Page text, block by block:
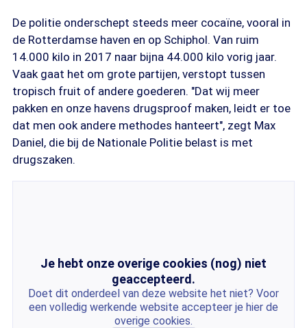
De politie onderschept steeds meer cocaïne, vooral in
de Rotterdamse haven en op Schiphol. Van ruim
14.000 kilo in 2017 naar bijna 44.000 kilo vorig jaar.
Vaak gaat het om grote partijen, verstopt tussen
tropisch fruit of andere goederen. "Dat wij meer
pakken en onze havens drugsproof maken, leidt er toe
dat men ook andere methodes hanteert", zegt Max
Daniel, die bij de Nationale Politie belast is met
drugszaken.
Je hebt onze overige cookies (nog) niet
geaccepteerd.
Doet dit onderdeel van deze website het niet? Voor
een volledig werkende website accepteer je hier de
overige cookies.